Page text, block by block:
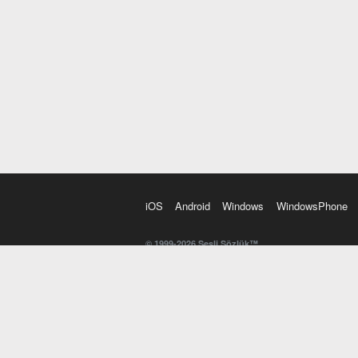
iOS Android Windows WindowsPhone
© 1999-2026 Sesli Sözlük™